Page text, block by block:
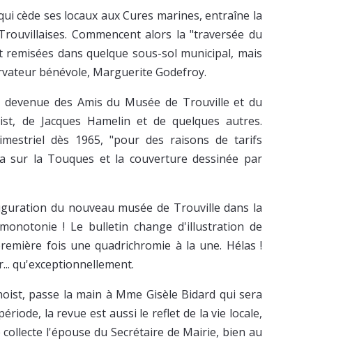
cède ses locaux aux Cures marines, entraîne la
Commencent alors la "traversée du
dans quelque sous-sol municipal, mais
bénévole, Marguerite Godefroy.
des Amis du Musée de Trouville et du
de Jacques Hamelin et de quelques autres.
dès 1965, "pour des raisons de tarifs
sur la Touques et la couverture dessinée par
du nouveau musée de Trouville dans la
! Le bulletin change d'illustration de
fois une quadrichromie à la une. Hélas !
qu'exceptionnellement.
passe la main à Mme Gisèle Bidard qui sera
la revue est aussi le reflet de la vie locale,
l'épouse du Secrétaire de Mairie, bien au